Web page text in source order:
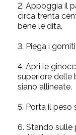
2. Appoggia il
circa trenta
bene le dita.
3. Piega i
4. Apri le
superiore delle
siano allineate.
5. Porta il peso
6. Stando sulle